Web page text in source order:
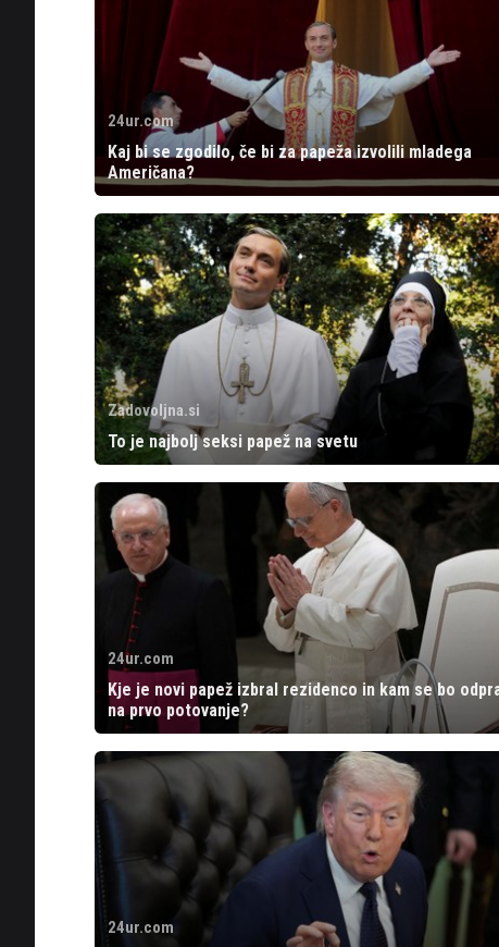
24ur.com
Kaj bi se zgodilo, če bi za papeža izvolili mladega
Američana?
Zadovoljna.si
To je najbolj seksi papež na svetu
24ur.com
Kje je novi papež izbral rezidenco in kam se bo
na prvo potovanje?
24ur.com